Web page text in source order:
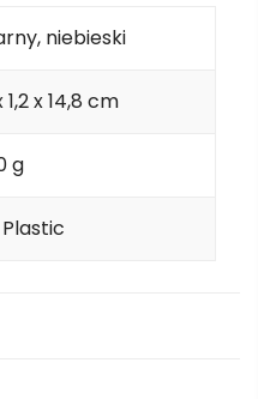
niebieski
1,2 x 14,8 cm
g
Plastic